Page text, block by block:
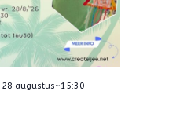
28 augustus~15:30